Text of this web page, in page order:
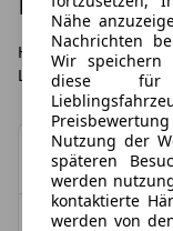
Hier finden Sie die
Was ist
Leasing ist
Nähe
Nachrichten
Wir speichern
diese für
Nutzung der
späteren
werden
kontaktierte
werden von